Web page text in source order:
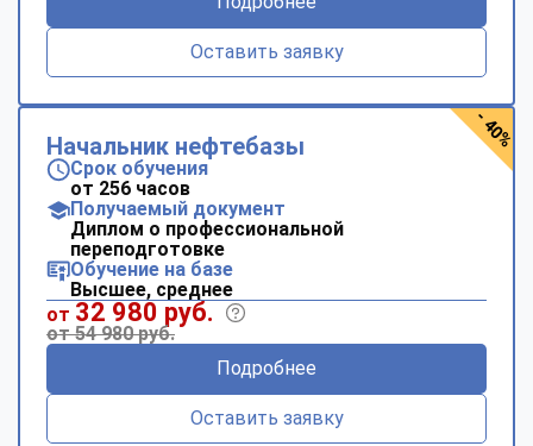
Оставить заявку
Начальник нефтебазы
Срок обучения
от 256 часов
Получаемый документ
Диплом о профессиональной
переподготовке
Обучение на базе
Высшее, среднее
от 32 980 руб.
от 54 980 руб.
Подробнее
Оставить заявку
- 40%